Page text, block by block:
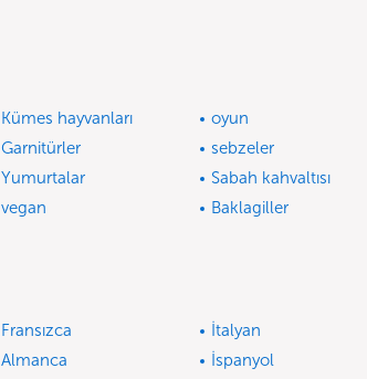
Kümes hayvanları
oyun
Garnitürler
sebzeler
Yumurtalar
Sabah kahvaltısı
vegan
Baklagiller
Fransızca
İtalyan
Almanca
İspanyol